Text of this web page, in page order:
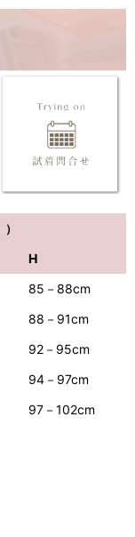
H
85－88cm
88－91cm
92－95cm
94－97cm
97－102cm